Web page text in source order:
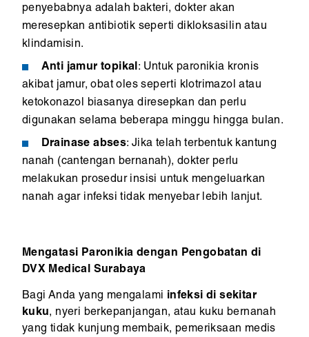
penyebabnya adalah bakteri, dokter akan
meresepkan antibiotik seperti dikloksasilin atau
klindamisin.
Anti jamur topikal: Untuk paronikia kronis
akibat jamur, obat oles seperti klotrimazol atau
ketokonazol biasanya diresepkan dan perlu
digunakan selama beberapa minggu hingga bulan.
Drainase abses: Jika telah terbentuk kantung
nanah (cantengan bernanah), dokter perlu
melakukan prosedur insisi untuk mengeluarkan
nanah agar infeksi tidak menyebar lebih lanjut.
Mengatasi Paronikia dengan Pengobatan di
DVX Medical Surabaya
Bagi Anda yang mengalami infeksi di sekitar
kuku, nyeri berkepanjangan, atau kuku bernanah
yang tidak kunjung membaik, pemeriksaan medis